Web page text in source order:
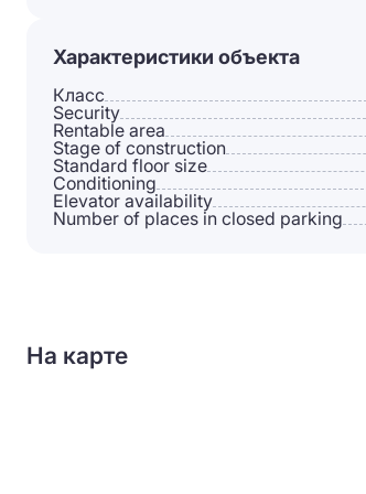
Характеристики объекта
Класс
Security
Rentable area
Stage of construction
Standard floor size
Conditioning
Elevator availability
Number of places in closed parking
На карте